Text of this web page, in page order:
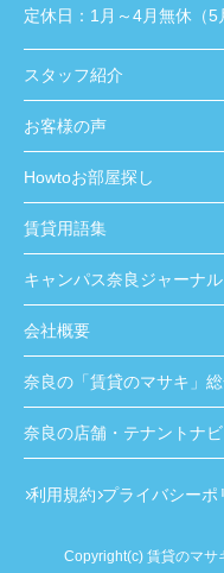
定休日： 1月～4月無休（5
スタッフ紹介
お客様の声
Howtoお部屋探し
賃貸用語集
キャンパス奈良ジャーナル
会社概要
奈良の「賃貸のマサキ」
奈良の店舗・テナントナビ
利用規約 プライバシーポ
Copyright(c) 賃貸のマサ